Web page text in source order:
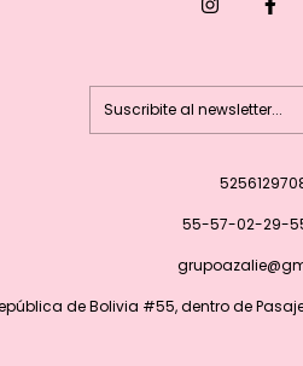
55-57-02-29-55
de Bolivia #55, dentro de